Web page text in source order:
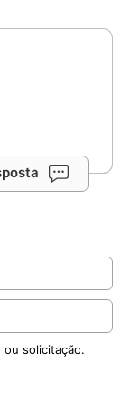
ou solicitação.